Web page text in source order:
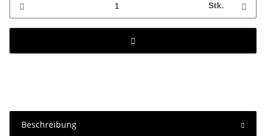
Stk.
Beschreibung